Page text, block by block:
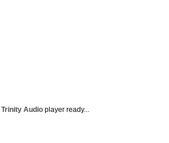
Trinity Audio player ready...